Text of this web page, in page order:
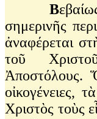
Β
σημερινῆς
ἀναφέρεται
τοῦ
Ἀποστόλους.
οἰκογένειες,
Χριστὸς τοὺς